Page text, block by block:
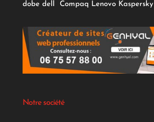
dobe dell Compaq Lenovo Kaspersky
Notre société